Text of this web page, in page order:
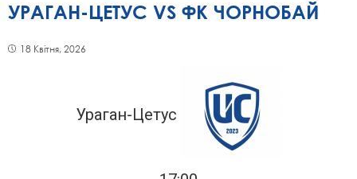
УРАГАН-ЦЕТУС VS ФК ЧОРНОБАЙ
18 Квітня, 2026
Ураган-Цетус